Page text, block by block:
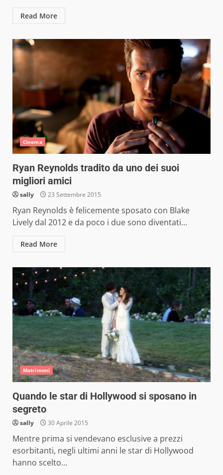
Read More
Cinema
Ryan Reynolds tradito da uno dei suoi
migliori amici
sally 23 Settembre 2015
Ryan Reynolds è felicemente sposato con Blake
Lively dal 2012 e da poco i due sono diventati...
Read More
Matrimoni
Quando le star di Hollywood si sposano in
segreto
sally 30 Aprile 2015
Mentre prima si vendevano esclusive a prezzi
esorbitanti, negli ultimi anni le star di Hollywood
hanno scelto...